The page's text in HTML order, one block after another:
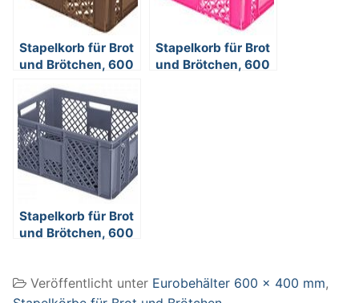
Stapelkorb für Brot
und Brötchen, 600
Inhalt 27 Liter,
Farbe: braun
Stapelkorb für Brot
und Brötchen, 600
Stapelkorb für Brot
und Brötchen, 600
Farbe: grau
Veröffentlicht unter Eurobehälter 600 x 400 mm,